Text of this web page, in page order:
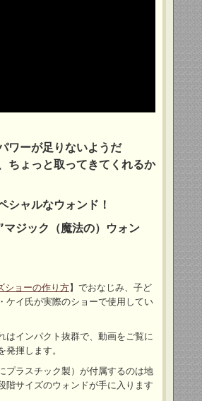
ワーが足りないようだ
ちょっと取ってきてくれるか
シャルなウォンド！
ジック（魔法の）ウォン
ショーの作り方】でおなじみ、子ど
ケイ氏が実際のショーで使用してい
はインパクト抜群で、動画をご覧に
揮します。
プラスチック製）が付属するのは地
階サイズのウォンドが手に入ります